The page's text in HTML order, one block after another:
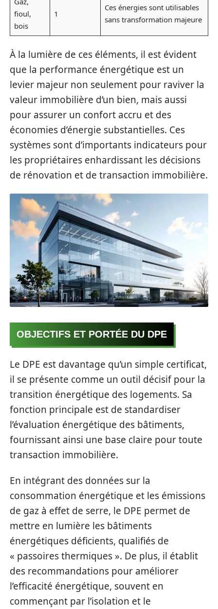
fioul,
bois
1
Ces énergies sont utilisables
sans transformation majeure
À la lumière de ces éléments, il est évident
que la performance énergétique est un
levier majeur non seulement pour raviver la
valeur immobilière d’un bien, mais aussi
pour assurer un confort accru et des
économies d’énergie substantielles. Ces
systèmes sont d’importants indicateurs pour
les propriétaires enhardissant les décisions
de rénovation et de transaction immobilière.
OBJECTIFS ET PORTÉE DU DPE
Le DPE est davantage qu’un simple certificat,
il se présente comme un outil décisif pour la
transition énergétique des logements. Sa
fonction principale est de standardiser
l’évaluation énergétique des bâtiments,
fournissant ainsi une base claire pour toute
transaction immobilière.
En intégrant des données sur la
consommation énergétique et les émissions
de gaz à effet de serre, le DPE permet de
mettre en lumière les bâtiments
énergétiques déficients, qualifiés de
« passoires thermiques ». De plus, il établit
des recommandations pour améliorer
l’efficacité énergétique, souvent en
commençant par l’isolation et le